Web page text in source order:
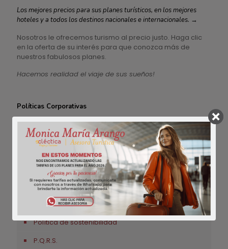
Los mejores precios para sus planes turísticos, en los mejores
hoteles y a todos los destinos nacionales e internacionales. →
Nosotros le ofrecemos turismo al precio justo. Haga clic
en la oferta de su interés para que conozca más de
nuestros fabulosos planes.
Hacemos realidad el viaje de sus sueños!
Políticas Corporativas
Acerca de nosotros
Política de uso
Política de responsabilidad
Política de Confidencialidad
Tratamiento de información
Política de sostenibilidad
P.Q.R.S.